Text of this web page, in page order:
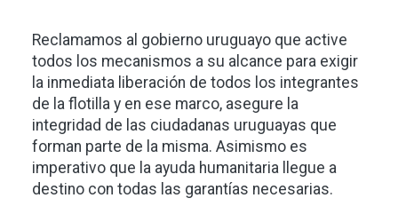
Reclamamos al gobierno uruguayo que active
todos los mecanismos a su alcance para exigir
la inmediata liberación de todos los integrantes
de la flotilla y en ese marco, asegure la
integridad de las ciudadanas uruguayas que
forman parte de la misma. Asimismo es
imperativo que la ayuda humanitaria llegue a
destino con todas las garantías necesarias.